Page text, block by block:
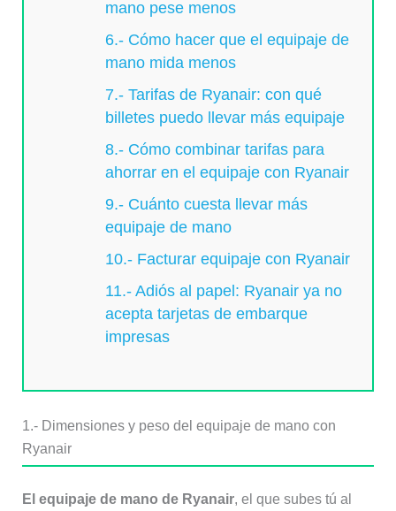
mano pese menos
6.- Cómo hacer que el equipaje de
mano mida menos
7.- Tarifas de Ryanair: con qué
billetes puedo llevar más equipaje
8.- Cómo combinar tarifas para
ahorrar en el equipaje con Ryanair
9.- Cuánto cuesta llevar más
equipaje de mano
10.- Facturar equipaje con Ryanair
11.- Adiós al papel: Ryanair ya no
acepta tarjetas de embarque
impresas
1.- Dimensiones y peso del equipaje de mano con
Ryanair
El equipaje de mano de Ryanair, el que subes tú al